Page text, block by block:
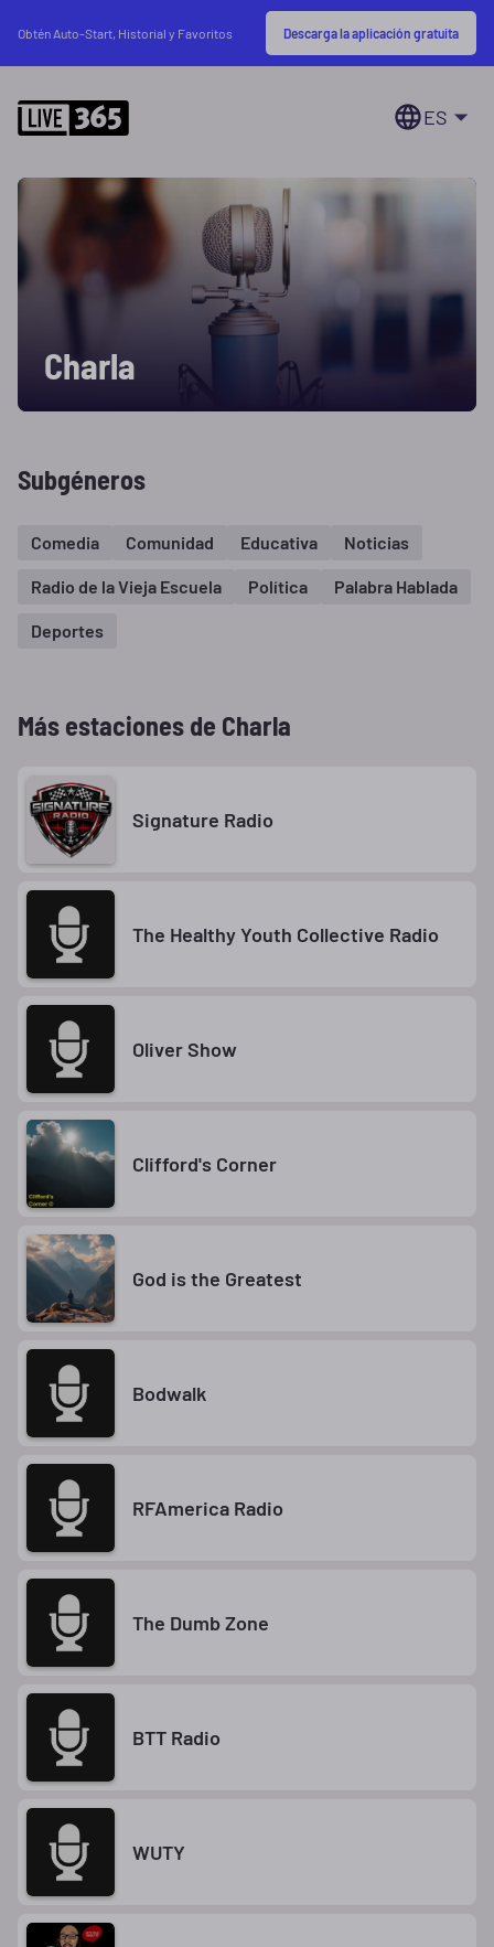
Obtén Auto-Start, Historial y Favoritos Descarga la aplicación gratuita
ES
Charla
Subgéneros
Comedia Comunidad Educativa Noticias
Radio de la Vieja Escuela Política Palabra Hablada
Deportes
Más estaciones de Charla
Signature Radio
The Healthy Youth Collective Radio
Oliver Show
Clifford's Corner
God is the Greatest
Bodwalk
RFAmerica Radio
The Dumb Zone
BTT Radio
WUTY